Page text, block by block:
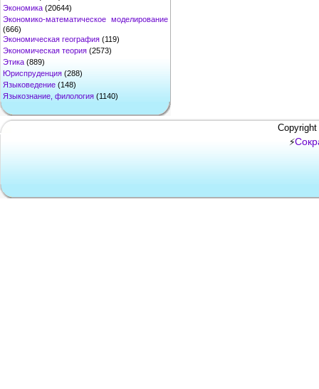
Экономика (20644)
Экономико-математическое моделирование
(666)
Экономическая география (119)
Экономическая теория (2573)
Этика (889)
Юриспруденция (288)
Языковедение (148)
Языкознание, филология (1140)
⚡